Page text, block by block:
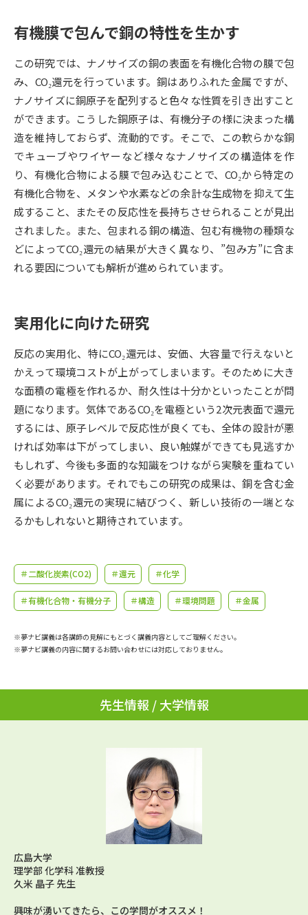
デジタルパンフレット 進路の３択
新学年スタート号特集ページ
（高3生用）
新学年スタート号特集ページ
（高2生用）
SELFBRAND特集ページ
オープンキャンパスなどを調べる
オープンキャンパス検索 実施プログラムから探す
来場型・Web型イベント特集 夢ナビライブ
志望校・出願校を調べる
併願校選び 受験スケジュールを立てよう
先輩が入学を決めた理由 テレメール全国一斉進学調査
新生活お役立ちガイド
学問発見
大学で学びたい学問発見
学問のミニ講義「夢ナビ講義」 学問分野解説
学問の教科書 夢ナビライブ
ユーザーサポート
Ｑ＆Ａ よくあるご質問 大学進学IDについて
受付内容・発送状況の確認
個人情報取扱規定
テレメール進学カタログ
訂正のご案内
有機膜で包んで銅の特性を生かす
この研究では、ナノサイズの銅の表面を有機化合物の膜で包
み、CO₂還元を行っています。銅はありふれた金属ですが、
ナノサイズに銅原子を配列すると色々な性質を引き出すこと
ができます。こうした銅原子は、有機分子の様に決まった構
造を維持しておらず、流動的です。そこで、この軟らかな銅
でキューブやワイヤーなど様々なナノサイズの構造体を作
り、有機化合物による膜で包み込むことで、CO₂から特定の
有機化合物を、メタンや水素などの余計な生成物を抑えて生
成すること、またその反応性を長持ちさせられることが見出
されました。また、包まれる銅の構造、包む有機物の種類な
どによってCO₂還元の結果が大きく異なり、”包み方”に含ま
れる要因についても解析が進められています。
実用化に向けた研究
反応の実用化、特にCO₂還元は、安価、大容量で行えないと
かえって環境コストが上がってしまいます。そのために大き
な面積の電極を作れるか、耐久性は十分かといったことが問
題になります。気体であるCO₂を電極という2次元表面で還元
するには、原子レベルで反応性が良くても、全体の設計が悪
ければ効率は下がってしまい、良い触媒ができても見逃すか
もしれず、今後も多面的な知識をつけながら実験を重ねてい
く必要があります。それでもこの研究の成果は、銅を含む金
属によるCO₂還元の実現に結びつく、新しい技術の一端とな
るかもしれないと期待されています。
＃二酸化炭素(CO2) ＃還元 ＃化学
＃有機化合物・有機分子 ＃構造 ＃環境問題 ＃金属
※夢ナビ講義は各講師の見解にもとづく講義内容としてご理解ください。
※夢ナビ講義の内容に関するお問い合わせには対応しておりません。
先生情報 / 大学情報
広島大学
理学部 化学科 准教授
久米 晶子 先生
興味が湧いてきたら、この学問がオススメ！